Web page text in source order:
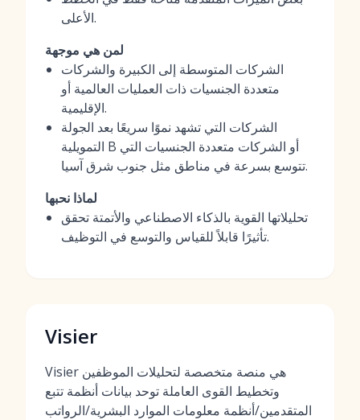
الأعلى.
لمن هي موجهة
الشركات المتوسطة إلى الكبيرة والشركات
متعددة الجنسيات ذات العمليات العالمية أو
الإقليمية.
الشركات التي تشهد نموًا سريعًا بعد الجولة
التمويلية B أو الشركات متعددة الجنسيات التي
تتوسع بسرعة في مناطق مثل جنوب شرق آسيا.
لماذا نحبها
تحليلاتها القوية بالذكاء الاصطناعي والأتمتة تحقق
تأثيرًا قابلاً للقياس والتوسع في التوظيف.
Visier
Visier هي منصة متخصصة لتحليلات الموظفين
وتخطيط القوى العاملة توحد بيانات أنظمة تتبع
المتقدمين/أنظمة معلومات الموارد البشرية/الرواتب